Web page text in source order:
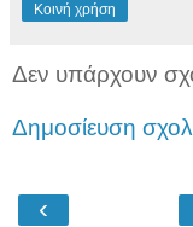
Κοινή χρήση
Δεν υπάρχουν
Δημοσίευση
‹